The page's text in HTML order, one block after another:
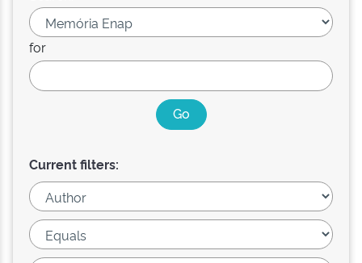
for
Current filters: